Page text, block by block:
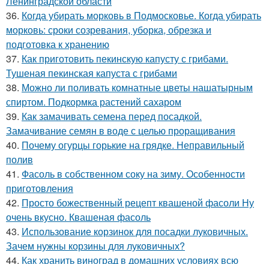
36. Когда убирать морковь в Подмосковье. Когда убирать
морковь: сроки созревания, уборка, обрезка и
подготовка к хранению
37. Как приготовить пекинскую капусту с грибами.
Тушеная пекинская капуста с грибами
38. Можно ли поливать комнатные цветы нашатырным
спиртом. Подкормка растений сахаром
39. Как замачивать семена перед посадкой.
Замачивание семян в воде с целью проращивания
40. Почему огурцы горькие на грядке. Неправильный
полив
41. Фасоль в собственном соку на зиму. Особенности
приготовления
42. Просто божественный рецепт квашеной фасоли Ну
очень вкусно. Квашеная фасоль
43. Использование корзинок для посадки луковичных.
Зачем нужны корзины для луковичных?
44. Как хранить виноград в домашних условиях всю